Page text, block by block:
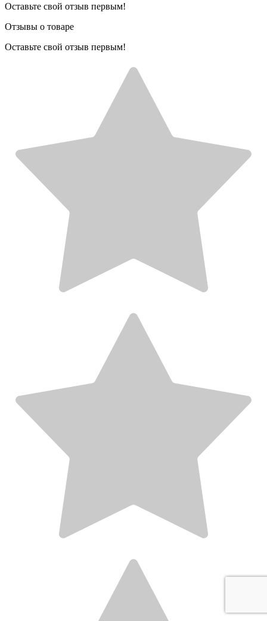
Оставьте свой отзыв первым!
Отзывы о товаре
Оставьте свой отзыв первым!